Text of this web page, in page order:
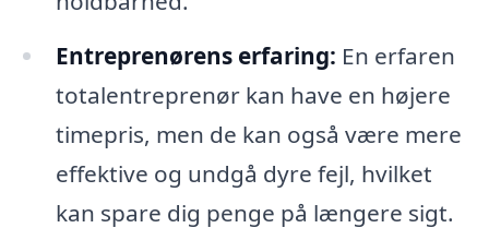
Entreprenørens erfaring: En erfaren
totalentreprenør kan have en højere
timepris, men de kan også være mere
effektive og undgå dyre fejl, hvilket
kan spare dig penge på længere sigt.